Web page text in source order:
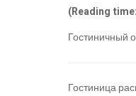
(Reading
Гостиничный
Гостиница